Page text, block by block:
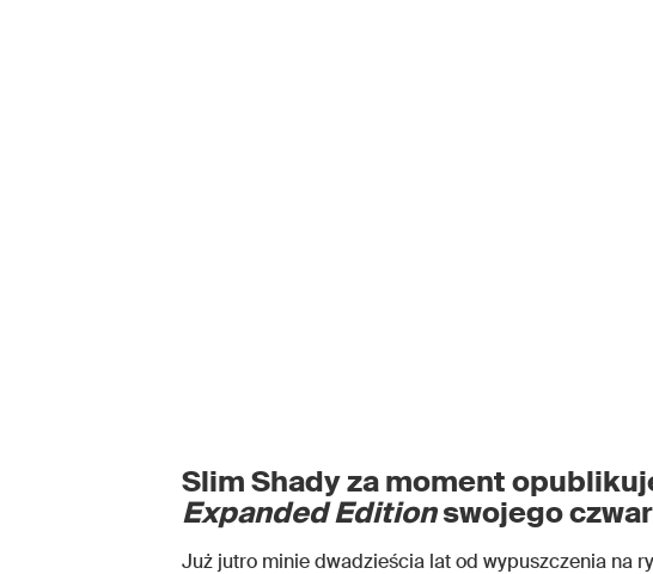
Slim Shady za moment
Expanded Editionswojego
Już jutro minie dwadzieścia lat od wypuszczenia na